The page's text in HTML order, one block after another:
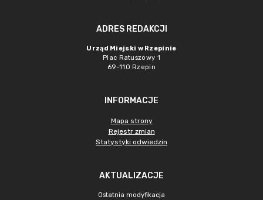
ADRES REDAKCJI
Urząd Miejski w Rzepinie
Plac Ratuszowy 1
69-110 Rzepin
INFORMACJE
Mapa strony
Rejestr zmian
Statystyki odwiedzin
AKTUALIZACJE
Ostatnia modyfikacja